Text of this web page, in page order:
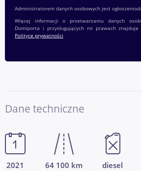
Administratorem danych osobowych jest
Więcej informacji o przetwarzaniu danych
Domiporta i przysługujących mi prawach
Polityce prywatności
Dane techniczne
2021 64 100 km diesel